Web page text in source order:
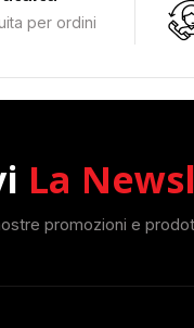
per ordini
La
promozioni e